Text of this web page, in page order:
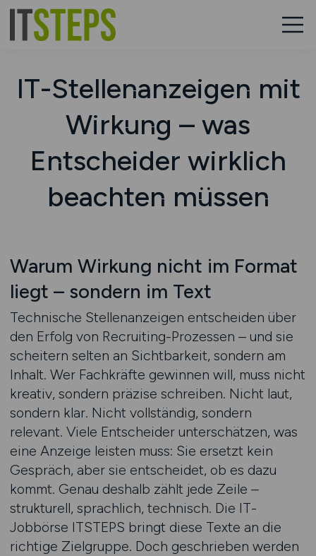
IT-Stellenanzeigen mit
Wirkung – was
Entscheider wirklich
beachten müssen
Warum Wirkung nicht im Format
liegt – sondern im Text
Technische Stellenanzeigen entscheiden über
den Erfolg von Recruiting-Prozessen – und sie
scheitern selten an Sichtbarkeit, sondern am
Inhalt. Wer Fachkräfte gewinnen will, muss nicht
kreativ, sondern präzise schreiben. Nicht laut,
sondern klar. Nicht vollständig, sondern
relevant. Viele Entscheider unterschätzen, was
eine Anzeige leisten muss: Sie ersetzt kein
Gespräch, aber sie entscheidet, ob es dazu
kommt. Genau deshalb zählt jede Zeile –
strukturell, sprachlich, technisch. Die IT-
Jobbörse ITSTEPS bringt diese Texte an die
richtige Zielgruppe. Doch geschrieben werden